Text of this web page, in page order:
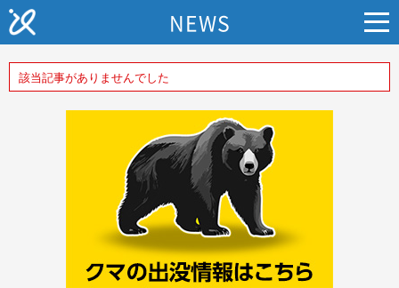
NEWS
該当記事がありませんでした